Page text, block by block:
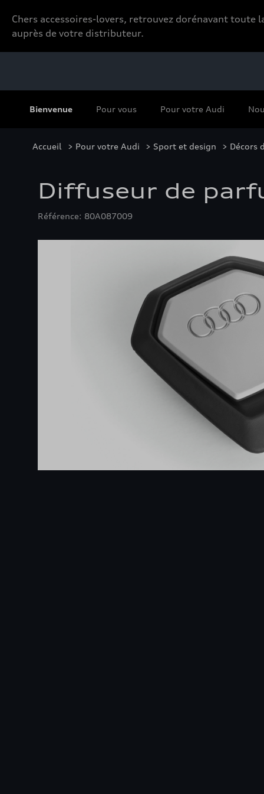
Chers accessoires-lovers, retrouvez dorénavant toute
auprès de votre distributeur.
Bienvenue Pour vous Pour votre Audi
Accueil > Pour votre Audi > Sport et design > Décors
Diffuseur de
Référence: 80A087009